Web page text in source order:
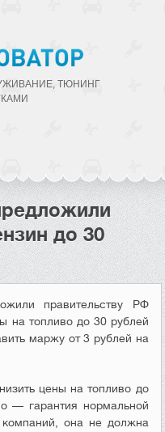
ТЮНИНГ
до 30
правительству РФ
на топливо до 30 рублей
маржу от 3 рублей на
цены на топливо до
— гарантия нормальной
она не должна